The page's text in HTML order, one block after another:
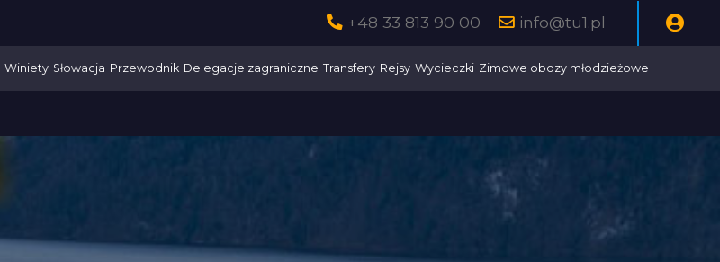
+48 33 813 90 00 info@tu1.pl
Winiety Słowacja Przewodnik Delegacje zagraniczne Transfery Rejsy Wycieczki Zimowe obozy młodzieżowe